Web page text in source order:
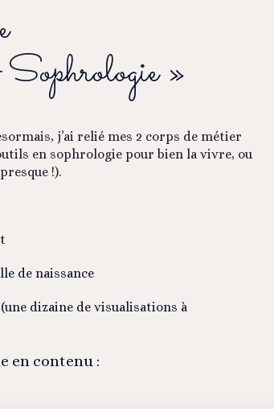
»
j’ai relié mes 2 corps de métier
en sophrologie pour bien la vivre, ou
!).
de naissance
dizaine de visualisations à
en contenu :